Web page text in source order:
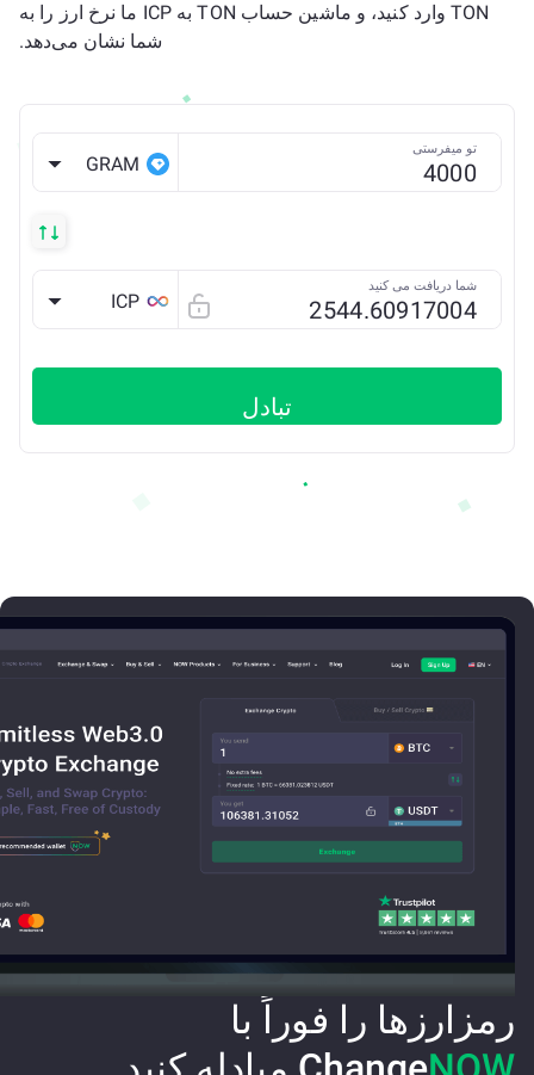
TON وارد کنید، و ماشین حساب TON به ICP ما نرخ ارز را به
شما نشان می‌دهد.
تو میفرستی
GRAM
شما دریافت می کنید
ICP
تبادل
رمزارزها را فوراً با